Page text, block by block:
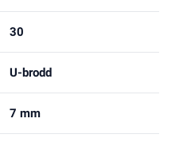
30
U-brodd
7 mm